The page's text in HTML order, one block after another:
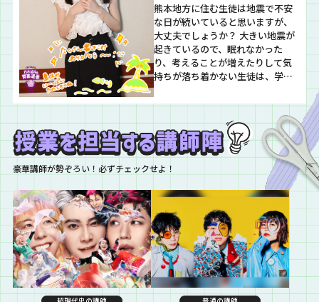
熊本地方に住む生徒は地震で不安
な日が続いていると思いますが、
大丈夫でしょうか？ 大きい地震が
起きているので、眠れなかった
り、考えることが増えたりして気
持ちが落ち着かない生徒は、学校
ージを書いてくださいね。 少しで
も早く、いつも通りの生活が戻る
ことを祈っています。 いよいよ7月
も終わりですね！真夏の全国ツア
ーも残すところ6公演！ 来週は福
岡で遥香先生の誕…
豪華講師が勢ぞろい！必ずチェックせよ！